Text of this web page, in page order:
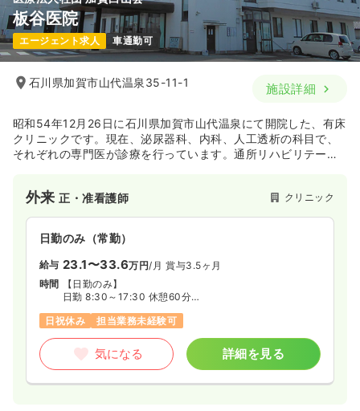
板谷医院
エージェント求人 車通勤可
石川県加賀市山代温泉35-11-1 施設詳細
昭和54年12月26日に石川県加賀市山代温泉にて開院した、有床
クリニックです。現在、泌尿器科、内科、人工透析の科目で、
それぞれの専門医が診療を行っています。通所リハビリテーシ
ます。
外来正・准看護師 クリニック
日勤のみ（常勤）
給与 23.1〜33.6万円/月 賞与3.5ヶ月
時間
【日勤のみ】
日勤 8:30～17:30 休憩60分
準夜勤 13:00～22:00 休憩60分
※9:00～18:00のみの勤務も可能です
日祝休み 担当業務未経験可
気になる 詳細を見る